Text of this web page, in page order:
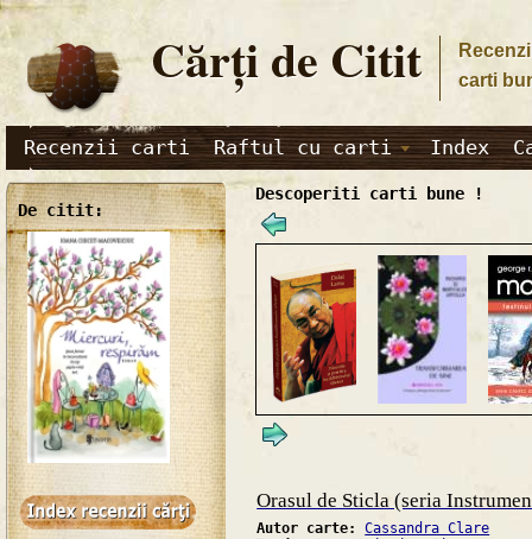
Cărţi de Citit
carti
Recenzii carti Raftul cu carti Index
De citit:
Descoperiti carti bune !
Orasul de Sticla (seria
Autor carte:Cassandra Clare